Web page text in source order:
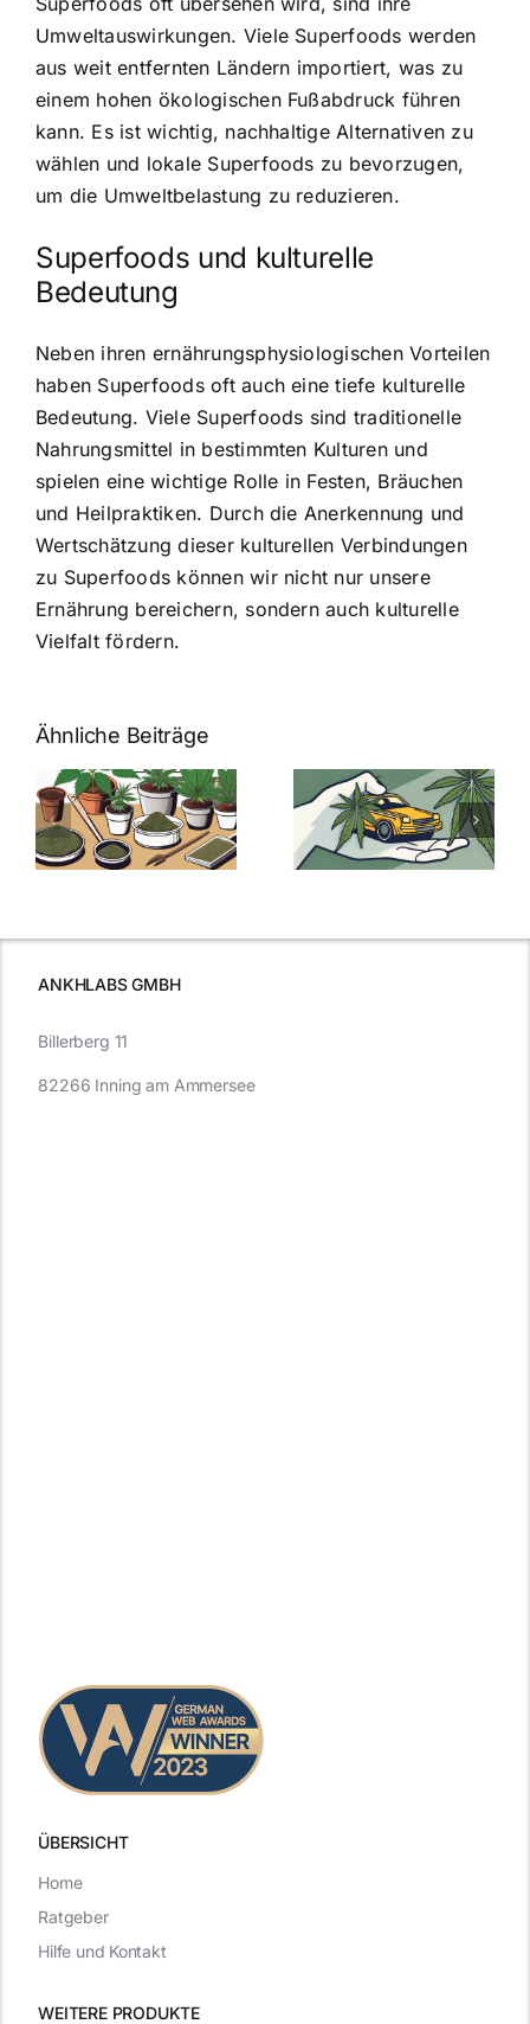
Umweltauswirkungen. Viele Superfoods werden
aus weit entfernten Ländern importiert, was zu
einem hohen ökologischen Fußabdruck führen
kann. Es ist wichtig, nachhaltige Alternativen zu
wählen und lokale Superfoods zu bevorzugen,
um die Umweltbelastung zu reduzieren.
Superfoods und kulturelle
Bedeutung
Neben ihren ernährungsphysiologischen Vorteilen
haben Superfoods oft auch eine tiefe kulturelle
Bedeutung. Viele Superfoods sind traditionelle
Nahrungsmittel in bestimmten Kulturen und
spielen eine wichtige Rolle in Festen, Bräuchen
und Heilpraktiken. Durch die Anerkennung und
Wertschätzung dieser kulturellen Verbindungen
zu Superfoods können wir nicht nur unsere
Ernährung bereichern, sondern auch kulturelle
Vielfalt fördern.
Ähnliche Beiträge
Neue THC-
Grenzwert-
Regelung:
Was Sie über
Cannabis und
müssen
Cannabis
Samen
kaufen: Alles
was Sie
ANKHLABS GMBH
ÜBERSICHT
WEITERE PRODUKTE
Billerberg 11
82266 Inning am Ammersee
Home
Ratgeber
Hilfe und Kontakt